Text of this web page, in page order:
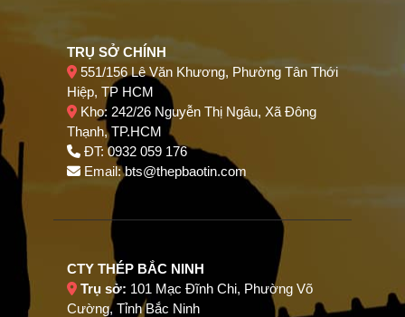
TRỤ SỞ CHÍNH
551/156 Lê Văn Khương, Phường Tân Thới
Hiệp, TP HCM
Kho: 242/26 Nguyễn Thị Ngâu, Xã Đông
Thạnh, TP.HCM
ĐT: 0932 059 176
Email:bts@thepbaotin.com
CTY THÉP BẮC NINH
Trụ sở: 101 Mạc Đĩnh Chi, Phường Võ
Cường, Tỉnh Bắc Ninh